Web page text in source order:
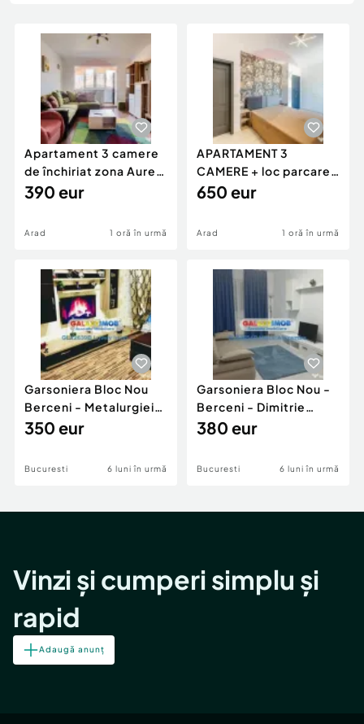
Animale de companie
Afaceri și echipamente profesionale
Inchiriere Bunuri si Vehicule
Piese auto si accesorii
Dacia Duster
Apartament 3 camere
de închiriat zona Aurel
Vlaicu
390 eur
Arad 1 oră în urmă
APARTAMENT 3
CAMERE + loc parcare
- Adora Park
650 eur
Arad 1 oră în urmă
Garsoniera Bloc Nou
Berceni - Metalurgiei
Park - Postalionul
350 eur
Bucuresti 6 luni în urmă
Garsoniera Bloc Nou -
Berceni - Dimitrie
Leonida
380 eur
Bucuresti 6 luni în urmă
Vinzi și cumperi simplu și
rapid
Adaugă anunț